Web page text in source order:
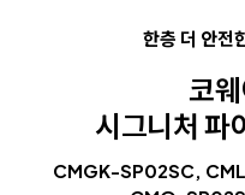
한층 더 안전
코
시그니처 파
CMGK-SP02SC,